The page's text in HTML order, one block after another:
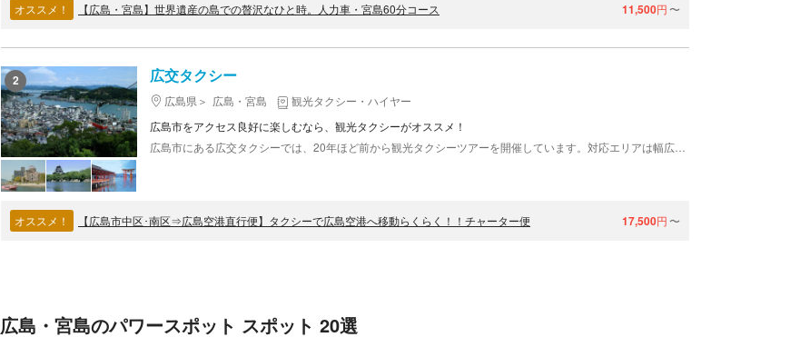
オススメ！ 【広島・宮島】世界遺産の島での贅沢なひと時。人力車・宮島60分コース 11,500円 〜
2 広交タクシー
広島県 広島・宮島
観光タクシー・ハイヤー
広島市をアクセス良好に楽しむなら、観光タクシーがオススメ！
オススメ！ 【広島市中区･南区⇒広島空港直行便】タクシーで広島空港へ移動らくらく！！チャーター便 17,500円 〜
広島・宮島のパワースポット スポット 20選